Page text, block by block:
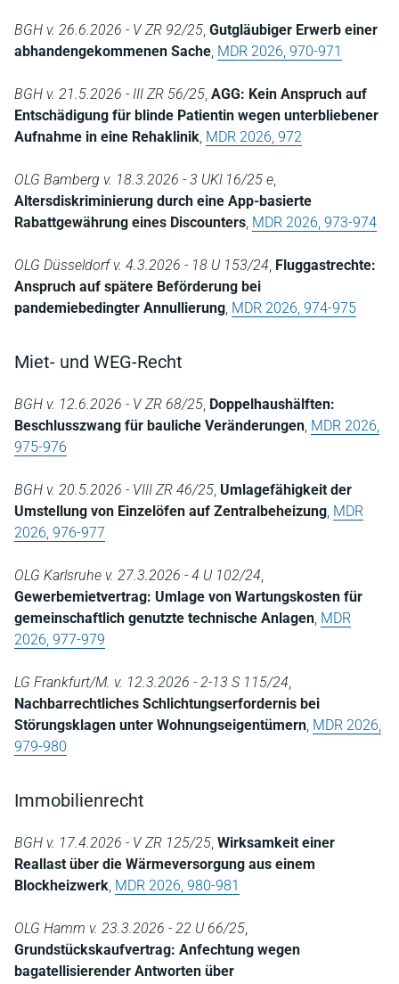
BGH v. 26.6.2026 - V ZR 92/25, Gutgläubiger Erwerb einer
abhandengekommenen Sache, MDR 2026, 970-971
BGH v. 21.5.2026 - III ZR 56/25, AGG: Kein Anspruch auf
Entschädigung für blinde Patientin wegen unterbliebener
Aufnahme in eine Rehaklinik, MDR 2026, 972
OLG Bamberg v. 18.3.2026 - 3 UKl 16/25 e,
Altersdiskriminierung durch eine App-basierte
Rabattgewährung eines Discounters, MDR 2026, 973-974
OLG Düsseldorf v. 4.3.2026 - 18 U 153/24, Fluggastrechte:
Anspruch auf spätere Beförderung bei
pandemiebedingter Annullierung, MDR 2026, 974-975
Miet- und WEG-Recht
BGH v. 12.6.2026 - V ZR 68/25, Doppelhaushälften:
Beschlusszwang für bauliche Veränderungen, MDR 2026,
975-976
BGH v. 20.5.2026 - VIII ZR 46/25, Umlagefähigkeit der
Umstellung von Einzelöfen auf Zentralbeheizung, MDR
2026, 976-977
OLG Karlsruhe v. 27.3.2026 - 4 U 102/24,
Gewerbemietvertrag: Umlage von Wartungskosten für
gemeinschaftlich genutzte technische Anlagen, MDR
2026, 977-979
LG Frankfurt/M. v. 12.3.2026 - 2-13 S 115/24,
Nachbarrechtliches Schlichtungserfordernis bei
Störungsklagen unter Wohnungseigentümern, MDR 2026,
979-980
Immobilienrecht
BGH v. 17.4.2026 - V ZR 125/25, Wirksamkeit einer
Reallast über die Wärmeversorgung aus einem
Blockheizwerk, MDR 2026, 980-981
OLG Hamm v. 23.3.2026 - 22 U 66/25,
Grundstückskaufvertrag: Anfechtung wegen
bagatellisierender Antworten über